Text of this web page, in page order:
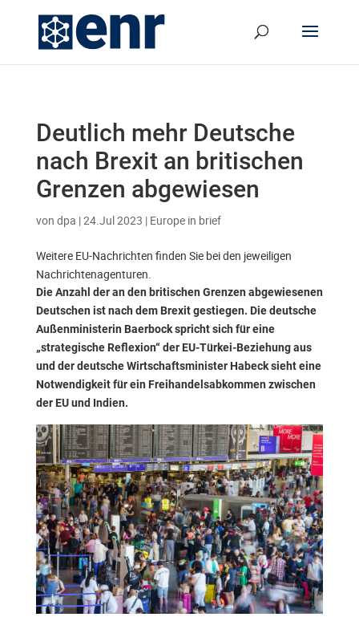
Deutlich mehr Deutsche
nach Brexit an britischen
Grenzen abgewiesen
von dpa |24.Jul 2023 | Europe in brief
Weitere EU-Nachrichten finden Sie bei den jeweiligen
Nachrichtenagenturen.
Die Anzahl der an den britischen Grenzen abgewiesenen
Deutschen ist nach dem Brexit gestiegen. Die deutsche
Außenministerin Baerbock spricht sich für eine
„strategische Reflexion“ der EU-Türkei-Beziehung aus
und der deutsche Wirtschaftsminister Habeck sieht eine
Notwendigkeit für ein Freihandelsabkommen zwischen
der EU und Indien.